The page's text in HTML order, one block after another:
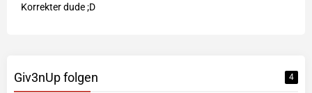
Korrekter dude ;D
Giv3nUp folgen 4